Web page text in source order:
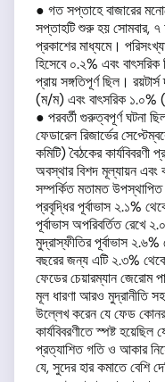
● গত সপ্তাহে বাজারের
সপ্তাহটি শুরু হয় সোমবার, ৭
প্রকাশের মাধ্যমে।
হিসেবে ০.২% এবং বাৎসরিক
প্রায় সঙ্গতিপূর্ণ ছিল।
(ম/ম) এবং বাৎসরিক ১.০%
● পরবর্তী গুরুত্বপূর্ণ ঘটনা
ফেডারেল রিজার্ভের
কমিটি) বৈঠকের
অবস্থার বিশদ মূল্যায়ন এবং
সম্পর্কিত মতামত
প্রবৃদ্ধির পূর্বাভাস ২.১%
পূর্বাভাস অপরিবর্তিত রেখে
মুদ্রাস্ফীতির পূর্বাভাস
বছরের জন্য এটি ২.৩%
ফেডের চেয়ারম্যান জেরোম
মূল ধারণা আরও মুদ্রানীতি
উল্লেখ করেন যে ফেড
কার্যবিবরণীতে স্পষ্ট
প্রত্যাশিত গতি ও আকার
যে, সুদের হার কমাতে বেশি